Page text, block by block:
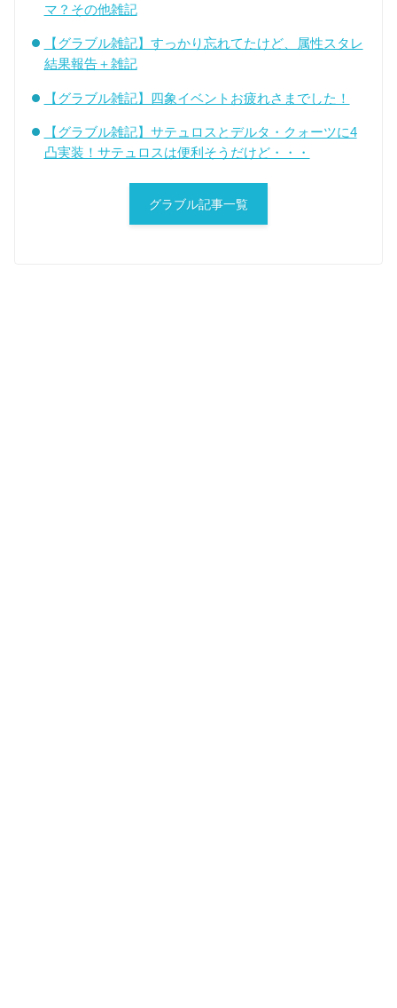
マ？その他雑記
【グラブル雑記】すっかり忘れてたけど、属性スタレ
結果報告＋雑記
【グラブル雑記】四象イベントお疲れさまでした！
【グラブル雑記】サテュロスとデルタ・クォーツに4
凸実装！サテュロスは便利そうだけど・・・
グラブル記事一覧